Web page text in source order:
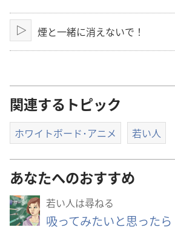
オ
を
生
を
選
択
再
生
煙と一緒に消えないで！
関連するトピック
ホワイトボード･アニメ 若い人
あなたへのおすすめ
若い人は尋ねる
吸ってみたいと思ったら